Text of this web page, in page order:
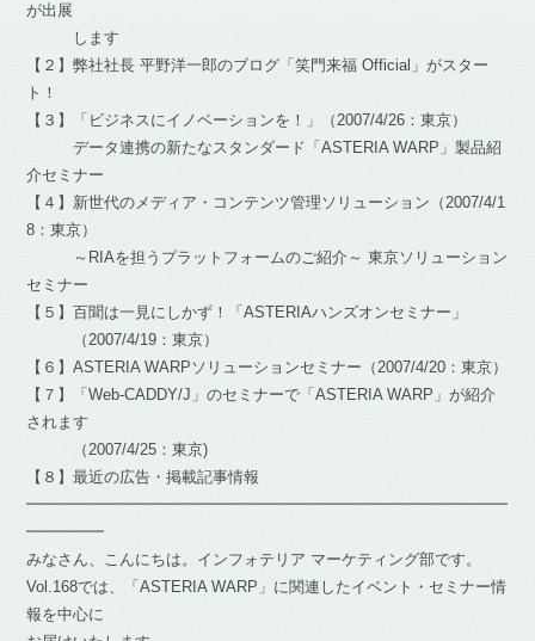
が出展
します
【２】弊社社長 平野洋一郎のブログ「笑門来福 Official」がスター
ト！
【３】「ビジネスにイノベーションを！」（2007/4/26：東京）
データ連携の新たなスタンダード「ASTERIA WARP」製品紹
介セミナー
【４】新世代のメディア・コンテンツ管理ソリューション（2007/4/1
8：東京）
～RIAを担うプラットフォームのご紹介～ 東京ソリューション
セミナー
【５】百聞は一見にしかず！「ASTERIAハンズオンセミナー」
（2007/4/19：東京）
【６】ASTERIA WARPソリューションセミナー（2007/4/20：東京）
【７】「Web-CADDY/J」のセミナーで「ASTERIA WARP」が紹介
されます
（2007/4/25：東京)
【８】最近の広告・掲載記事情報
━━━━━━━━━━━━━━━━━━━━━━━━━━━━━━━
━━━━━
みなさん、こんにちは。インフォテリア マーケティング部です。
Vol.168では、「ASTERIA WARP」に関連したイベント・セミナー情
報を中心に